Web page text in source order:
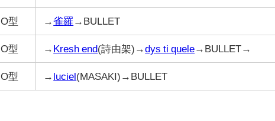
型 →雀羅 →BULLET
型 → Kresh end(詩由架)→dys ti quele→BULLET→
型 → luciel(MASAKI)→BULLET